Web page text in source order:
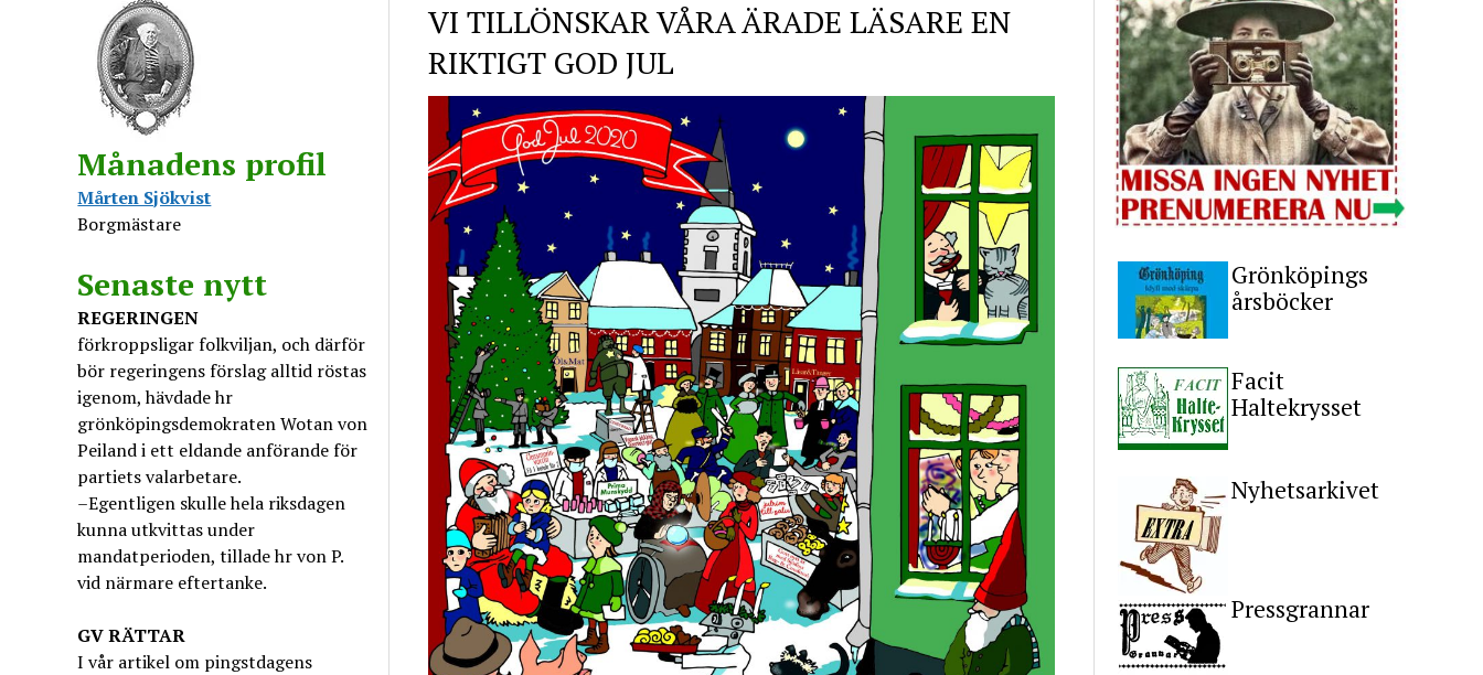
Månadens profil
Mårten Sjökvist
Borgmästare
Senaste nytt
REGERINGEN
förkroppsligar folkviljan, och därför
bör regeringens förslag alltid röstas
igenom, hävdade hr
grönköpingsdemokraten Wotan von
Peiland i ett eldande anförande för
partiets valarbetare.
–Egentligen skulle hela riksdagen
kunna utkvittas under
mandatperioden, tillade hr von P.
vid närmare eftertanke.
GVRÄTTAR
I vår artikel om pingstdagens
VI TILLÖNSKAR VÅRA ÄRADE LÄSARE EN
RIKTIGT GOD JUL
Grönköpings
årsböcker
Facit
Haltekrysset
Nyhetsarkivet
Pressgrannar